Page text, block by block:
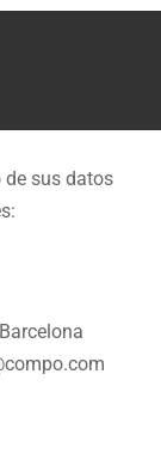
de sus datos